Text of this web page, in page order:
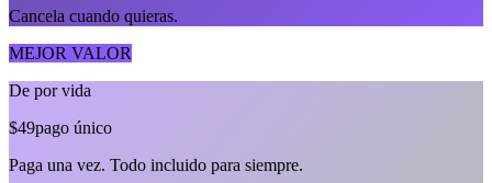
Cancela cuando quieras.
MEJOR VALOR
De por vida
$49pago único
Paga una vez. Todo incluido para siempre.